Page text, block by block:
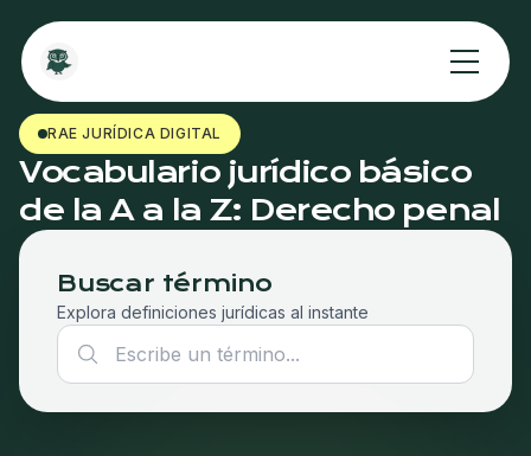
RAE JURÍDICA DIGITAL
Vocabulario jurídico básico
de la A a la Z: Derecho penal
Buscar término
Explora definiciones jurídicas al instante